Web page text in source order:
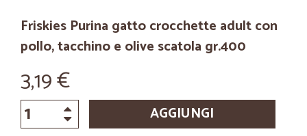
Friskies Purina gatto crocchette adult con
pollo, tacchino e olive scatola gr.400
3,19 €
AGGIUNGI